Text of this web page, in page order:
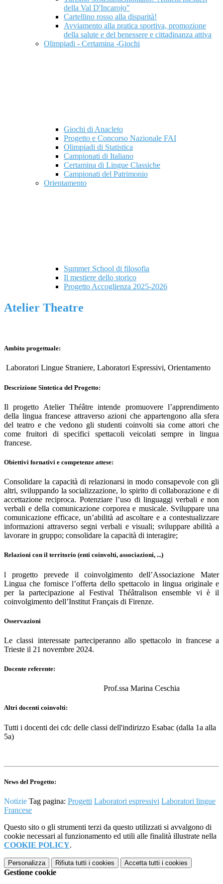
della Val D'Incarojo"
Cartellino rosso alla disparità!
Avviamento alla pratica sportiva, promozione
della salute e del benessere e cittadinanza attiva
Olimpiadi - Certamina -Giochi
Giochi di Anacleto
Progetto e Concorso Nazionale FAI
Olimpiadi di Statistica
Campionati di Italiano
Certamina di Lingue Classiche
Campionati del Patrimonio
Orientamento
Summer School di filosofia
Il mestiere dello storico
Progetto Accoglienza 2025-2026
Atelier Theatre
Ambito progettuale:
Laboratori Lingue Straniere, Laboratori Espressivi, Orientamento
Descrizione Sintetica del Progetto:
Il progetto Atelier Théâtre intende promuovere l’apprendimento
della lingua francese attraverso azioni che appartengono alla sfera
del teatro e che vedono gli studenti coinvolti sia come attori che
come fruitori di specifici spettacoli veicolati sempre in lingua
francese.
Obiettivi fornativi e competenze attese:
Consolidare la capacità di relazionarsi in modo consapevole con gli
altri, sviluppando la socializzazione, lo spirito di collaborazione e di
accettazione reciproca. Potenziare l’uso di linguaggi verbali e non
verbali e della comunicazione corporea e musicale. Sviluppare una
comunicazione efficace, un’abilità ad ascoltare e a contestualizzare
informazioni attraverso segni verbali e visuali; sviluppare abilità a
lavorare in gruppo; consolidare la capacità di interagire;
Relazioni con il territorio (enti coinvolti, associazioni, ...)
l progetto prevede il coinvolgimento dell’Associazione Mater
Lingua che fornisce l’offerta dello spettacolo in lingua originale e
per la partecipazione al Festival Théâtralison ensemble vi è il
coinvolgimento dell’Institut Français di Firenze.
Osservazioni
Le classi interessate parteciperanno allo spettacolo in francese a
Trieste il 21 novembre 2024.
Docente referente:
Prof.ssa Marina Ceschia
Altri docenti coinvolti:
Tutti i docenti dei cdc delle classi dell'indirizzo Esabac (dalla 1a alla
5a)
News del Progetto:
Notizie Tag pagina: Progetti Laboratori espressivi Laboratori lingue
Francese
Questo sito o gli strumenti terzi da questo utilizzati si avvalgono di
cookie necessari al funzionamento ed utili alle finalità illustrate nella
COOKIE POLICY.
Personalizza Rifiuta tutti i cookies Accetta tutti i cookies
Gestione cookie